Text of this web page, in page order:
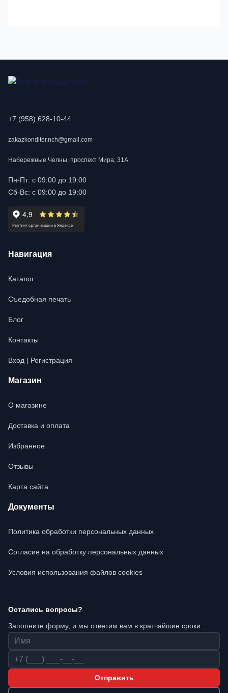
+7 (958) 628-10-44
zakazkonditer.nch@gmail.com
Набережные Челны, проспект Мира, 31А
Пн-Пт: с 09:00 до 19:00
Сб-Вс: с 09:00 до 19:00
Навигация
Каталог
Съедобная печать
Блог
Контакты
Вход | Регистрация
Магазин
О магазине
Доставка и оплата
Избранное
Отзывы
Карта сайта
Документы
Политика обработки персональных данных
Согласие на обработку персональных данных
Условия использования файлов cookies
Остались вопросы?
Заполните форму, и мы ответим вам в кратчайшие сроки
Имя
Телефон
Отправить